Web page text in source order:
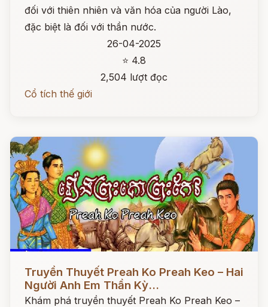
đối với thiên nhiên và văn hóa của người Lào,
đặc biệt là đối với thần nước.
26-04-2025
⭐ 4.8
2,504 lượt đọc
Cổ tích thế giới
Đọc ngay
Truyền Thuyết Preah Ko Preah Keo – Hai
Người Anh Em Thần Kỳ...
Khám phá truyền thuyết Preah Ko Preah Keo –